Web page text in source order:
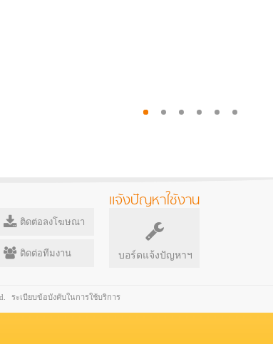
ติดต่อลงโฆษณา
ติดต่อทีมงาน
แจ้งปัญหาใช้งาน
บอร์ดแจ้งปัญหาฯ
ระเบียบข้อบังคับในการใช้บริการ